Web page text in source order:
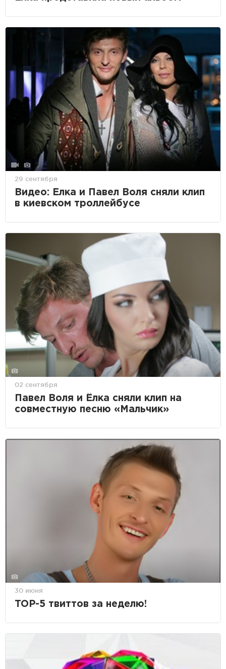
29 сентября
Видео: Елка и Павел Воля сняли клип
в киевском троллейбусе
02 сентября
Павел Воля и Ёлка сняли клип на
совместную песню «Мальчик»
30 июня
TOP-5 твиттов за неделю!